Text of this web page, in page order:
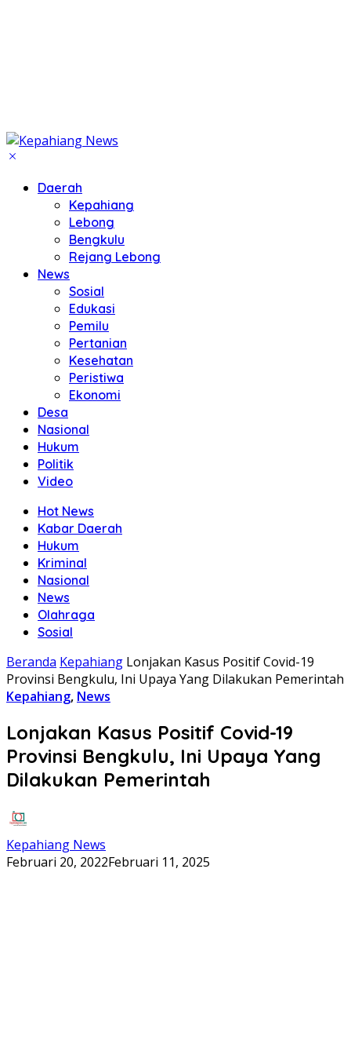
Daerah
Kepahiang
Lebong
Bengkulu
Rejang Lebong
News
Sosial
Edukasi
Pemilu
Pertanian
Kesehatan
Peristiwa
Ekonomi
Desa
Nasional
Hukum
Politik
Video
Hot News
Kabar Daerah
Hukum
Kriminal
Nasional
News
Olahraga
Sosial
Beranda Kepahiang Lonjakan Kasus Positif Covid-19
Provinsi Bengkulu, Ini Upaya Yang Dilakukan Pemerintah
Kepahiang, News
Lonjakan Kasus Positif Covid-19
Provinsi Bengkulu, Ini Upaya Yang
Dilakukan Pemerintah
Kepahiang News
Februari 20, 2022Februari 11, 2025